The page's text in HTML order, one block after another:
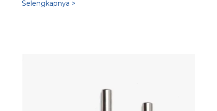
Selengkapnya >